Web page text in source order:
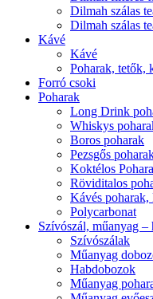
Dilmah szálas
Dilmah szálas
Kávé
Kávé
Poharak, tetők,
Forró csoki
Poharak
Long Drink
Whiskys
Boros poharak
Pezsgős
Koktélos
Röviditalos
Kávés poharak,
Polycarbonat
Szívószál, műanyag
Szívószálak
Műanyag
Habdobozok
Műanyag